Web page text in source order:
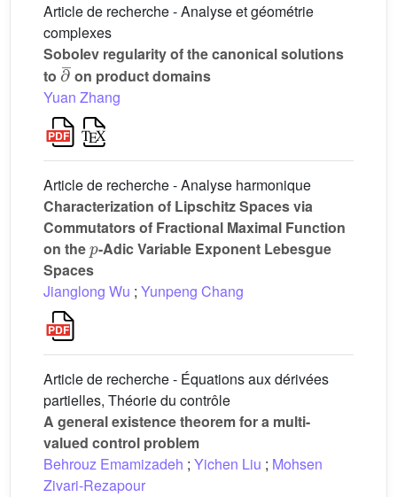
Article de recherche - Analyse et géométrie
complexes
Sobolev regularity of the canonical solutions
to
∂¯
on product domains
Yuan Zhang
Article de recherche - Analyse harmonique
Characterization of Lipschitz Spaces via
Commutators of Fractional Maximal Function
on the
p
-Adic Variable Exponent Lebesgue
Spaces
Jianglong Wu ; Yunpeng Chang
Article de recherche - Équations aux dérivées
partielles, Théorie du contrôle
A general existence theorem for a multi-
valued control problem
Behrouz Emamizadeh ; Yichen Liu ; Mohsen
Zivari-Rezapour